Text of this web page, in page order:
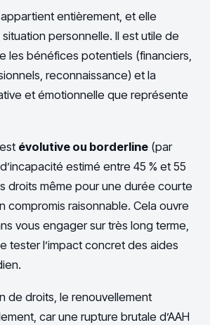
entièrement, et elle
personnelle. Il est utile de
les bénéfices potentiels (financiers,
reconnaissance) et la
et émotionnelle que représente
évolutive ou borderline (par
estimé entre 45 % et 55
droits même pour une durée courte
compromis raisonnable. Cela ouvre
vous engager sur très long terme,
tester l’impact concret des aides
de droits, le renouvellement
car une rupture brutale d’AAH